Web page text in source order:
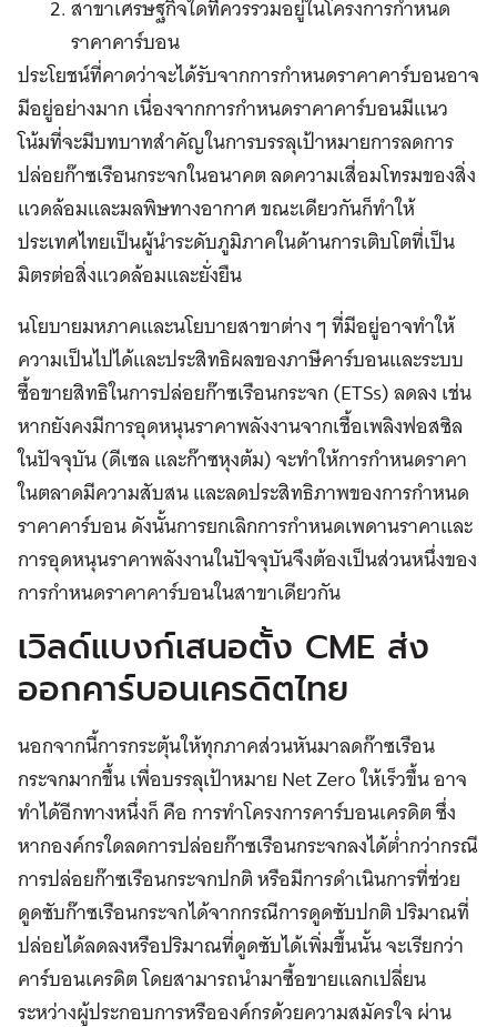
สาขาเศรษฐกิจใดที่ควรรวมอยู่ในโครงการกำหนด
ราคาคาร์บอน
ประโยชน์ที่คาดว่าจะได้รับจากการกำหนดราคาคาร์บอนอาจ
มีอยู่อย่างมาก เนื่องจากการกำหนดราคาคาร์บอนมีแนว
โน้มที่จะมีบทบาทสำคัญในการบรรลุเป้าหมายการลดการ
ปล่อยก๊าซเรือนกระจกในอนาคต ลดความเสื่อมโทรมของสิ่ง
แวดล้อมและมลพิษทางอากาศ ขณะเดียวกันก็ทำให้
ประเทศไทยเป็นผู้นำระดับภูมิภาคในด้านการเติบโตที่เป็น
มิตรต่อสิ่งแวดล้อมและยั่งยืน
นโยบายมหภาคและนโยบายสาขาต่าง ๆ ที่มีอยู่อาจทำให้
ความเป็นไปได้และประสิทธิผลของภาษีคาร์บอนและระบบ
ซื้อขายสิทธิในการปล่อยก๊าซเรือนกระจก (ETSs) ลดลง เช่น
หากยังคงมีการอุดหนุนราคาพลังงานจากเชื้อเพลิงฟอสซิล
ในปัจจุบัน (ดีเซล และก๊าซหุงต้ม) จะทำให้การกำหนดราคา
ในตลาดมีความสับสน และลดประสิทธิภาพของการกำหนด
ราคาคาร์บอน ดังนั้นการยกเลิกการกำหนดเพดานราคาและ
การอุดหนุนราคาพลังงานในปัจจุบันจึงต้องเป็นส่วนหนึ่งของ
การกำหนดราคาคาร์บอนในสาขาเดียวกัน
เวิลด์แบงก์เสนอตั้ง CME ส่ง
ออกคาร์บอนเครดิตไทย
นอกจากนี้การกระตุ้นให้ทุกภาคส่วนหันมาลดก๊าซเรือน
กระจกมากขึ้น เพื่อบรรลุเป้าหมาย Net Zero ให้เร็วขึ้น อาจ
ทำได้อีกทางหนึ่งก็ คือ การทำโครงการคาร์บอนเครดิต ซึ่ง
หากองค์กรใดลดการปล่อยก๊าซเรือนกระจก​​ลงได้ต่ำกว่ากรณี
การปล่อยก๊าซเรือนกระจกปกติ หรือมีการดำเนินการที่ช่วย
ดูดซับก๊าซเรือนกระจกได้จากกรณีการดูดซับปกติ ปริมาณที่
ปล่อยได้ลดลงหรือปริมาณที่ดูดซับได้เพิ่มขึ้นนั้น จะเรียกว่า
คาร์บอนเครดิต โดยสามารถนำมาซื้อขายแลกเปลี่ยน
ระหว่างผู้ประกอบการหรือองค์กรด้วยความสมัครใจ ผ่าน